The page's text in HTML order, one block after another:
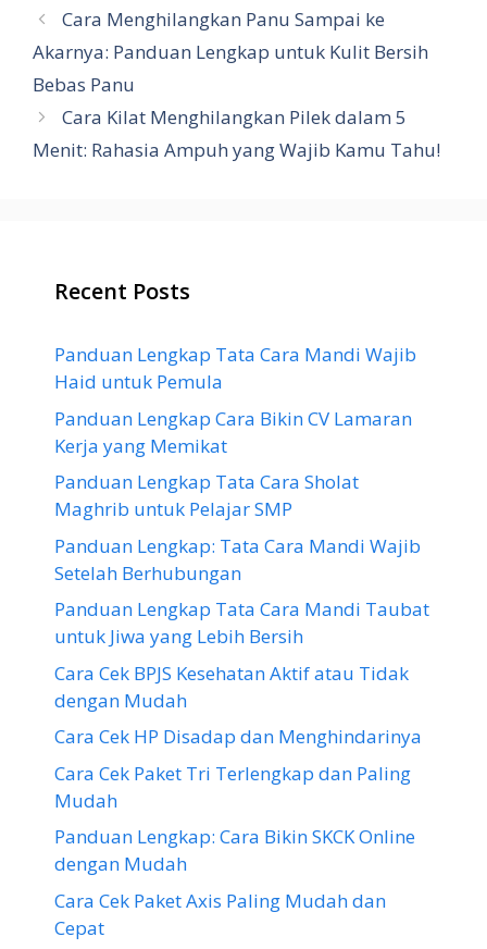
Cara Menghilangkan Panu Sampai ke
Akarnya: Panduan Lengkap untuk Kulit Bersih
Bebas Panu
Cara Kilat Menghilangkan Pilek dalam 5
Menit: Rahasia Ampuh yang Wajib Kamu Tahu!
Recent Posts
Panduan Lengkap Tata Cara Mandi Wajib
Haid untuk Pemula
Panduan Lengkap Cara Bikin CV Lamaran
Kerja yang Memikat
Panduan Lengkap Tata Cara Sholat
Maghrib untuk Pelajar SMP
Panduan Lengkap: Tata Cara Mandi Wajib
Setelah Berhubungan
Panduan Lengkap Tata Cara Mandi Taubat
untuk Jiwa yang Lebih Bersih
Cara Cek BPJS Kesehatan Aktif atau Tidak
dengan Mudah
Cara Cek HP Disadap dan Menghindarinya
Cara Cek Paket Tri Terlengkap dan Paling
Mudah
Panduan Lengkap: Cara Bikin SKCK Online
dengan Mudah
Cara Cek Paket Axis Paling Mudah dan
Cepat